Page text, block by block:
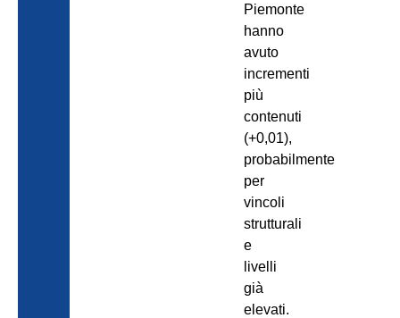
Piemonte
hanno
avuto
incrementi
più
contenuti
(+0,01),
probabilmente
per
vincoli
strutturali
e
livelli
già
elevati.